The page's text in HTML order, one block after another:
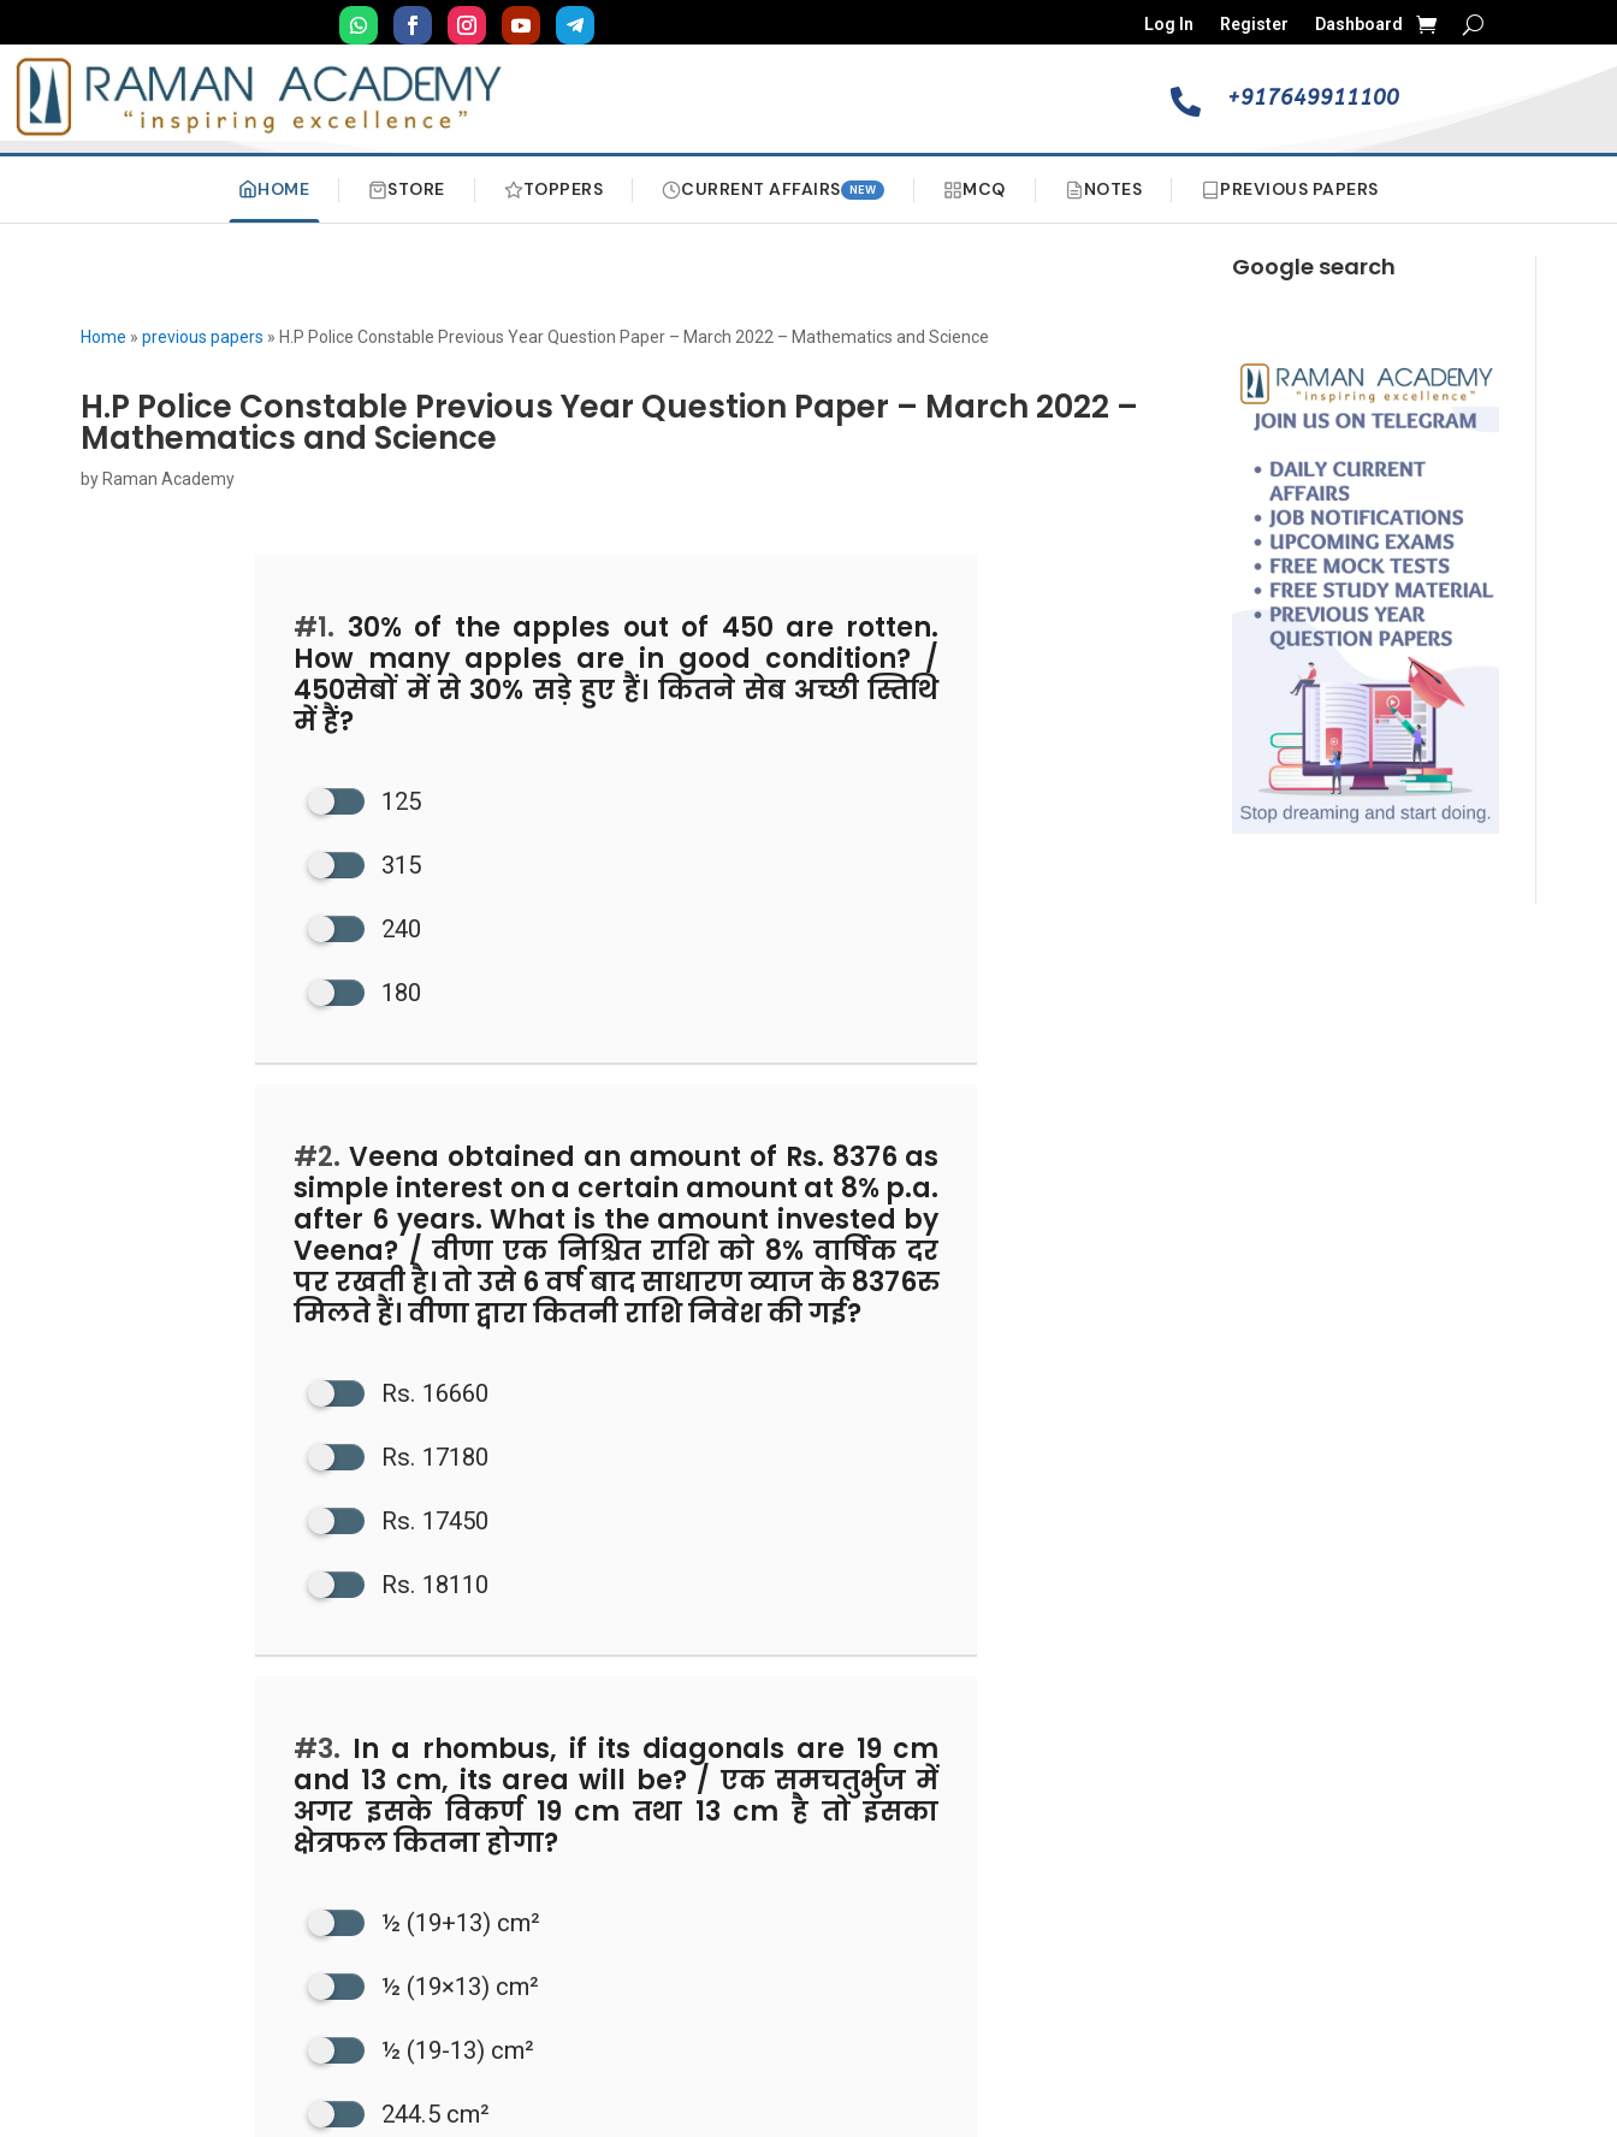
Log In Register Dashboard
 +917649911100
HOME STORE TOPPERS CURRENT AFFAIRS NEW MCQ NOTES PREVIOUS PAPERS
Home »previous papers » H.P Police Constable Previous Year Question Paper – March 2022 – Mathematics and Science
H.P Police Constable Previous Year Question Paper – March 2022 –
Mathematics and Science
by Raman Academy
#1. 30% of the apples out of 450 are rotten.
How many apples are in good condition? /
450सेबों में से 30% सड़े हुए हैं। कितने सेब अच्छी स्तिथि
में हैं?
125
315
240
180
#2. Veena obtained an amount of Rs. 8376 as
simple interest on a certain amount at 8% p.a.
after 6 years. What is the amount invested by
Veena? / वीणा एक निश्चित राशि को 8% वार्षिक दर
पर रखती है। तो उसे 6 वर्ष बाद साधारण व्याज के 8376रु
मिलते हैं। वीणा द्वारा कितनी राशि निवेश की गई?
Rs. 16660
Rs. 17180
Rs. 17450
Rs. 18110
#3. In a rhombus, if its diagonals are 19 cm
and 13 cm, its area will be? / एक समचतुर्भुज में
अगर इसके विकर्ण 19 cm तथा 13 cm है तो इसका
क्षेत्रफल कितना होगा?
½ (19+13) cm²
½ (19×13) cm²
½ (19-13) cm²
244.5 cm²
Google search